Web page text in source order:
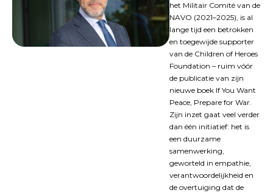
het Militair Comité van de
NAVO (2021–2025), is al
lange tijd een betrokken
en toegewijde supporter
van de Children of Heroes
Foundation – ruim vóór
de publicatie van zijn
nieuwe boek If You Want
Peace, Prepare for War.
Zijn inzet gaat veel verder
dan één initiatief: het is
een duurzame
samenwerking,
geworteld in empathie,
verantwoordelijkheid en
de overtuiging dat de